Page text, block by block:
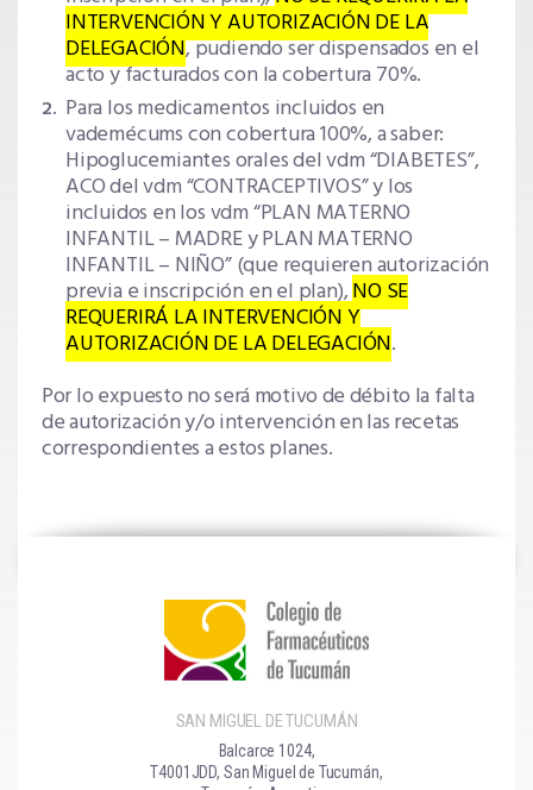
INTERVENCIÓN Y AUTORIZACIÓN DE LA
DELEGACIÓN, pudiendo ser dispensados en el
acto y facturados con la cobertura 70%.
Para los medicamentos incluidos en
vademécums con cobertura 100%, a saber:
Hipoglucemiantes orales del vdm “DIABETES”,
ACO del vdm “CONTRACEPTIVOS” y los
incluidos en los vdm “PLAN MATERNO
INFANTIL – MADRE y PLAN MATERNO
INFANTIL – NIÑO” (que requieren autorización
previa e inscripción en el plan),NO SE
REQUERIRÁ LA INTERVENCIÓN Y
AUTORIZACIÓN DE LA DELEGACIÓN.
Por lo expuesto no será motivo de débito la falta
de autorización y/o intervención en las recetas
correspondientes a estos planes.
SAN MIGUEL DE TUCUMÁN
Balcarce 1024,
T4001JDD, San Miguel de Tucumán,